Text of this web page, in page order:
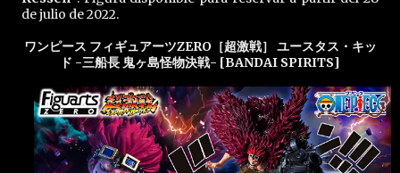
de julio de 2022.
ワンピース フィギュアーツZERO［超激戦］ ユースタス・キッ
ド -三船長 鬼ヶ島怪物決戦- [BANDAI SPIRITS]